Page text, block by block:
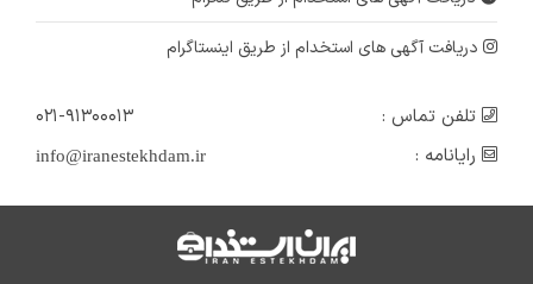
دریافت آگهی های استخدام از طریق اینستاگرام
تلفن تماس :
۰۲۱-۹۱۳۰۰۰۱۳
رایانامه :
info@iranestekhdam.ir